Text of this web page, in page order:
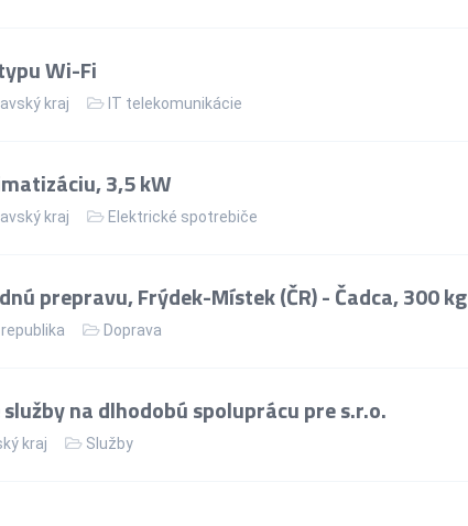
Wi-Fi
kraj IT telekomunikácie
3,5 kW
kraj Elektrické spotrebiče
prepravu, Frýdek-Místek (ČR) - Čadca, 300 kg
Doprava
na dlhodobú spoluprácu pre s.r.o.
kraj Služby